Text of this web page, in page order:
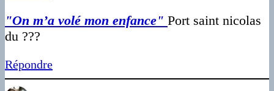
"On m’a volé mon enfance" Port saint nicolas
du ???
Répondre